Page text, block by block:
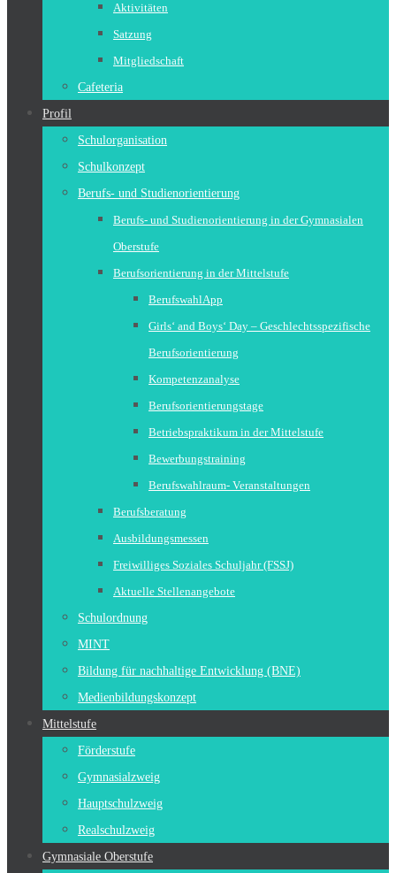
Aktivitäten
Satzung
Mitgliedschaft
Cafeteria
Profil
Schulorganisation
Schulkonzept
Berufs- und Studienorientierung
Berufs- und Studienorientierung in der Gymnasialen
Oberstufe
Berufsorientierung in der Mittelstufe
BerufswahlApp
Girls‘ and Boys‘ Day – Geschlechtsspezifische
Berufsorientierung
Kompetenzanalyse
Berufsorientierungstage
Betriebspraktikum in der Mittelstufe
Bewerbungstraining
Berufswahlraum- Veranstaltungen
Berufsberatung
Ausbildungsmessen
Freiwilliges Soziales Schuljahr (FSSJ)
Aktuelle Stellenangebote
Schulordnung
MINT
Bildung für nachhaltige Entwicklung (BNE)
Medienbildungskonzept
Mittelstufe
Förderstufe
Gymnasialzweig
Hauptschulzweig
Realschulzweig
Gymnasiale Oberstufe